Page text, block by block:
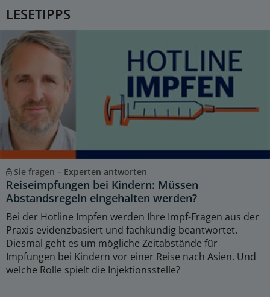
LESETIPPS
Sie fragen – Experten antworten
Reiseimpfungen bei Kindern: Müssen
Abstandsregeln eingehalten werden?
Bei der Hotline Impfen werden Ihre Impf-Fragen aus der
Praxis evidenzbasiert und fachkundig beantwortet.
Diesmal geht es um mögliche Zeitabstände für
Impfungen bei Kindern vor einer Reise nach Asien. Und
welche Rolle spielt die Injektionsstelle?